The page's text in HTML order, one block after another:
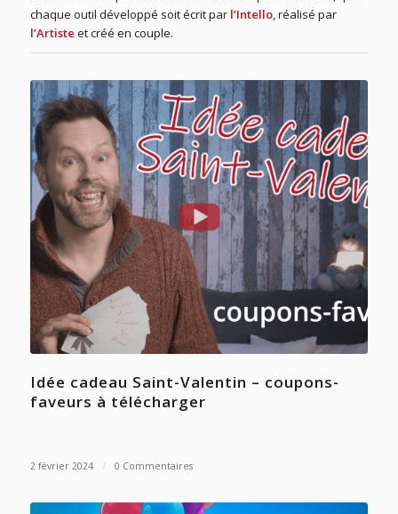
chaque outil développé soit écrit par l’Intello, réalisé par
l’Artiste et créé en couple.
Idée cadeau Saint-Valentin – coupons-
faveurs à télécharger
2 février 2024 / 0 Commentaires